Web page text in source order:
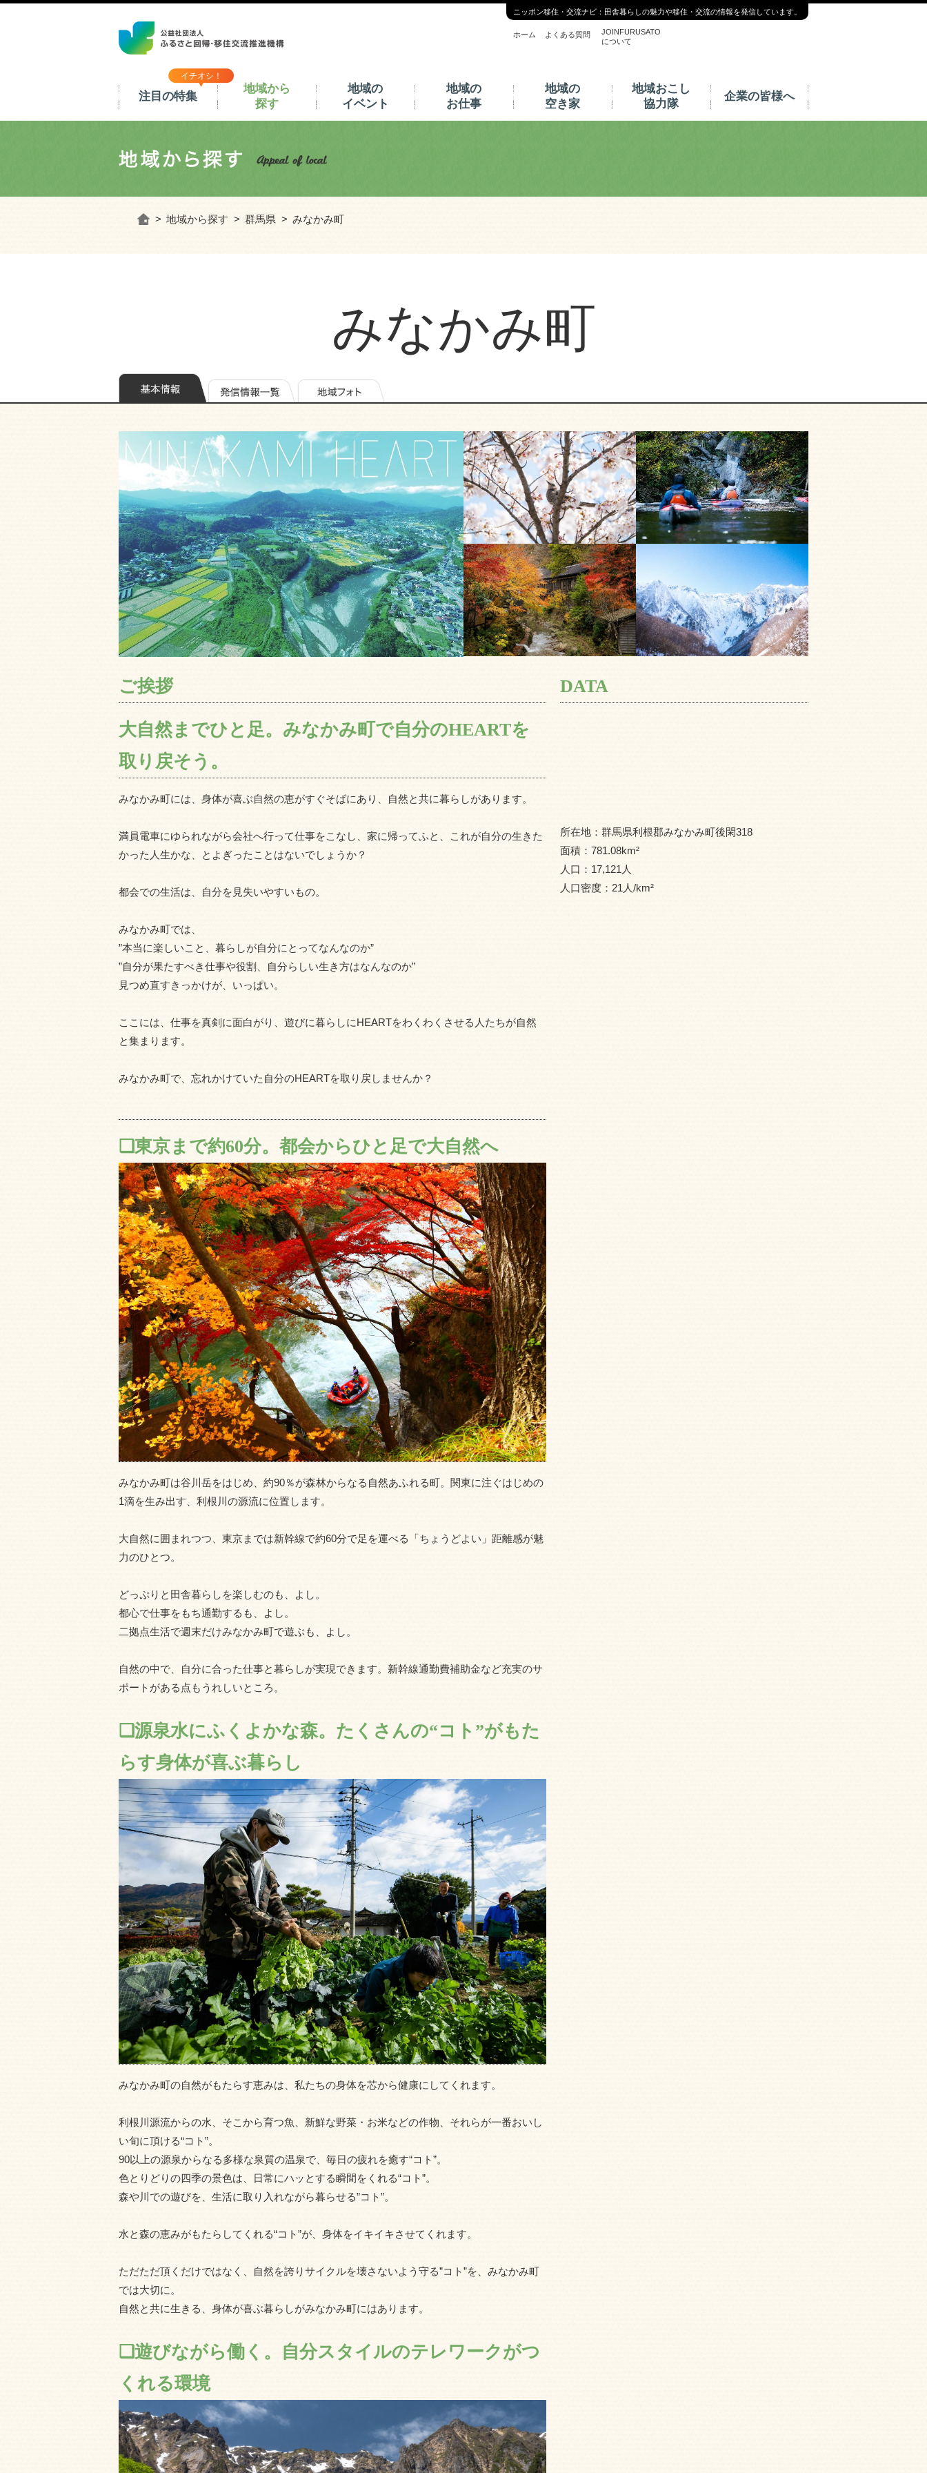
ニッポン移住・交流ナビ：田舎暮らしの魅力や移住・交流の情報を発信しています。
ホーム よくある質問
JOINFURUSATO
について
イチオシ！
注目の特集
地域から
探す
地域の
イベント
地域の
お仕事
地域の
空き家
地域おこし
協力隊
企業の皆様へ
ホーム 地域から探す 群馬県 みなかみ町
みなかみ町
ご挨拶
大自然までひと足。みなかみ町で自分のHEARTを
取り戻そう。
みなかみ町には、身体が喜ぶ自然の恵がすぐそばにあり、自然と共に暮らしがあります。
満員電車にゆられながら会社へ行って仕事をこなし、家に帰ってふと、これが自分の生きた
かった人生かな、とよぎったことはないでしょうか？
都会での生活は、自分を見失いやすいもの。
みなかみ町では、
”本当に楽しいこと、暮らしが自分にとってなんなのか”
”自分が果たすべき仕事や役割、自分らしい生き方はなんなのか”
見つめ直すきっかけが、いっぱい。
ここには、仕事を真剣に面白がり、遊びに暮らしにHEARTをわくわくさせる人たちが自然
と集まります。
みなかみ町で、忘れかけていた自分のHEARTを取り戻しませんか？
❑東京まで約60分。都会からひと足で大自然へ
みなかみ町は谷川岳をはじめ、約90％が森林からなる自然あふれる町。関東に注ぐはじめの
1滴を生み出す、利根川の源流に位置します。
大自然に囲まれつつ、東京までは新幹線で約60分で足を運べる「ちょうどよい」距離感が魅
力のひとつ。
どっぷりと田舎暮らしを楽しむのも、よし。
都心で仕事をもち通勤するも、よし。
二拠点生活で週末だけみなかみ町で遊ぶも、よし。
自然の中で、自分に合った仕事と暮らしが実現できます。新幹線通勤費補助金など充実のサ
ポートがある点もうれしいところ。
❑源泉水にふくよかな森。たくさんの“コト”がもた
らす身体が喜ぶ暮らし
みなかみ町の自然がもたらす恵みは、私たちの身体を芯から健康にしてくれます。
利根川源流からの水、そこから育つ魚、新鮮な野菜・お米などの作物、それらが一番おいし
い旬に頂ける“コト”。
90以上の源泉からなる多様な泉質の温泉で、毎日の疲れを癒す“コト”。
色とりどりの四季の景色は、日常にハッとする瞬間をくれる“コト”。
森や川での遊びを、生活に取り入れながら暮らせる”コト”。
水と森の恵みがもたらしてくれる“コト”が、身体をイキイキさせてくれます。
ただただ頂くだけではなく、自然を誇りサイクルを壊さないよう守る”コト”を、みなかみ町
では大切に。
自然と共に生きる、身体が喜ぶ暮らしがみなかみ町にはあります。
❑遊びながら働く。自分スタイルのテレワークがつ
くれる環境
DATA
所在地： 群馬県利根郡みなかみ町後閑318
面積： 781.08km²
人口： 17,121 人
人口密度： 21 人/km²